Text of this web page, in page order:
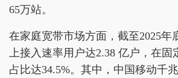
65万站。
在家庭宽带市场方面，截至2025年
上接入速率用户达2.38 亿户，在固
占比达34.5%。其中，中国移动千